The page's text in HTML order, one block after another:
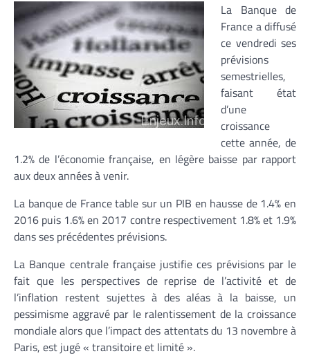
La Banque de
France a diffusé
ce vendredi ses
prévisions
semestrielles,
faisant état
d’une
croissance
cette année, de
1.2% de l’économie française, en légère baisse par rapport
aux deux années à venir.
La banque de France table sur un PIB en hausse de 1.4% en
2016 puis 1.6% en 2017 contre respectivement 1.8% et 1.9%
dans ses précédentes prévisions.
La Banque centrale française justifie ces prévisions par le
fait que les perspectives de reprise de l’activité et de
l’inflation restent sujettes à des aléas à la baisse, un
pessimisme aggravé par le ralentissement de la croissance
mondiale alors que l’impact des attentats du 13 novembre à
Paris, est jugé « transitoire et limité ».